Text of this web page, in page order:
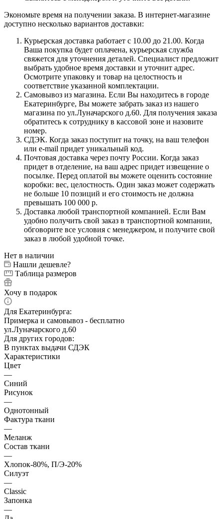
Экономьте время на получении заказа. В интернет-магазине
доступно несколько вариантов доставки:
Курьерская доставка работает с 10.00 до 21.00. Когда
Ваша покупка будет оплачена, курьерская служба
свяжется для уточнения деталей. Специалист предложит
выбрать удобное время доставки и уточнит адрес.
Осмотрите упаковку и товар на целостность и
соответствие указанной комплектации.
Самовывоз из магазина. Если Вы находитесь в городе
Екатеринбурге, Вы можете забрать заказ из нашего
магазина по ул.Луначарского д.60. Для получения заказа
обратитесь к сотруднику в кассовой зоне и назовите
номер.
СДЭК. Когда заказ поступит на точку, на ваш телефон
или e-mail придет уникальный код.
Почтовая доставка через почту России. Когда заказ
придет в отделение, на ваш адрес придет извещение о
посылке. Перед оплатой вы можете оценить состояние
коробки: вес, целостность. Один заказ может содержать
не больше 10 позиций и его стоимость не должна
превышать 100 000 р.
Доставка любой транспортной компанией. Если Вам
удобно получить свой заказ в транспортной компании,
обговорите все условия с менеджером, и получите свой
заказ в любой удобной точке.
Нет в наличии
Нашли дешевле?
Таблица размеров
Хочу в подарок
Для Екатеринбурга:
Примерка и самовывоз - бесплатно
ул.Луначарского д.60
Для других городов:
В пунктах выдачи СДЭК
Характеристики
Цвет
—
Синий
Рисунок
—
Однотонный
Фактура ткани
—
Меланж
Состав ткани
—
Хлопок-80%, П/Э-20%
Силуэт
—
Classic
Запонка
—